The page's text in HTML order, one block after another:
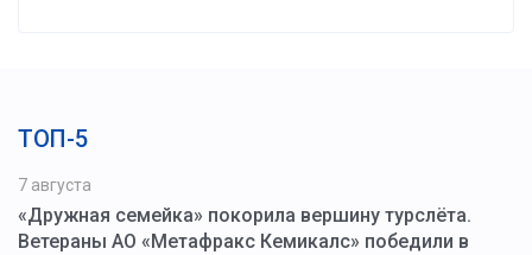
ТОП-5
7 августа
«Дружная семейка» покорила вершину турслёта.
Ветераны АО «Метафракс Кемикалс» победили в